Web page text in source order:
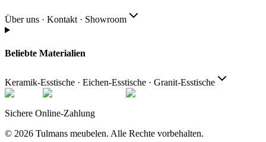
Über uns · Kontakt · Showroom
Beliebte Materialien
Keramik-Esstische · Eichen-Esstische · Granit-Esstische
Sichere Online-Zahlung
© 2026 Tulmans meubelen. Alle Rechte vorbehalten.